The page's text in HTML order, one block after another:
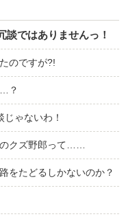
ではありませんっ！
のですが?!
？
ゃないわ！
のクズ野郎って……
をたどるしかないのか？